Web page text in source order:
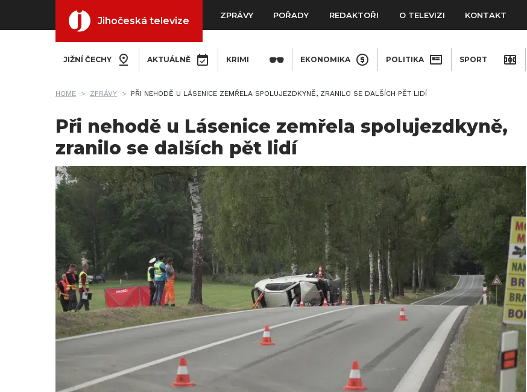
Jihočeská televize
ZPRÁVY POŘADY REDAKTOŘI O TELEVIZI KONTAKT
JIŽNÍ ČECHY AKTUÁLNĚ KRIMI EKONOMIKA POLITIKA SPORT
HOME ZPRÁVY PŘI NEHODĚ U LÁSENICE ZEMŘELA SPOLUJEZDKYNĚ, ZRANILO SE DALŠÍCH PĚT LIDÍ
Při nehodě u Lásenice zemřela spolujezdkyně,
zranilo se dalších pět lidí